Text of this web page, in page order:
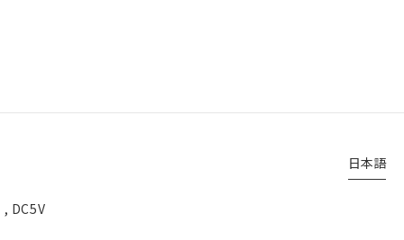
日本語
DC5V